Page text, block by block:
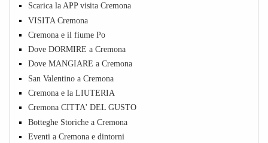
Scarica la APP visita Cremona
VISITA Cremona
Cremona e il fiume Po
Dove DORMIRE a Cremona
Dove MANGIARE a Cremona
San Valentino a Cremona
Cremona e la LIUTERIA
Cremona CITTA' DEL GUSTO
Botteghe Storiche a Cremona
Eventi a Cremona e dintorni